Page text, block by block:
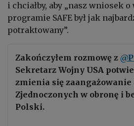
i chciałby, aby „nasz wniosek
programie SAFE był jak
potraktowany”.
Zakończyłem rozmowę z
Sekretarz Wojny USA
zmienia się zaangażowanie
Zjednoczonych w obronę i
Polski.